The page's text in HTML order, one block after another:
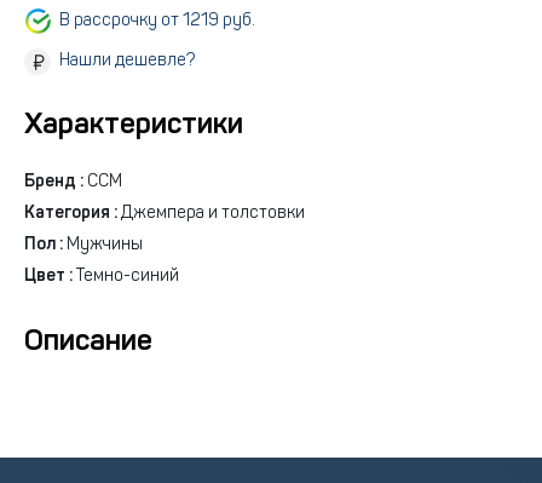
В рассрочку от 1219 руб.
Нашли дешевле?
Характеристики
Бренд : CCM
Категория : Джемпера и толстовки
Пол : Мужчины
Цвет : Темно-синий
Описание